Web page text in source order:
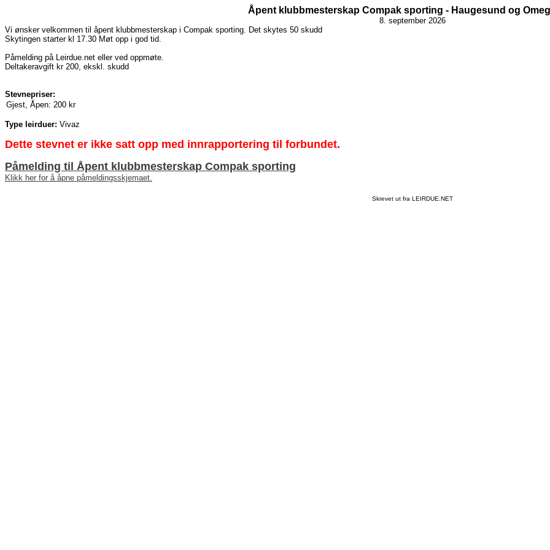
Åpent klubbmesterskap Compak sporting - Haugesund og
8. september 2026
Vi ønsker velkommen til åpent klubbmesterskap i Compak sporting. Det skytes 50 skudd
Skytingen starter kl 17.30 Møt opp i god tid.
Påmelding på Leirdue.net eller ved oppmøte.
Deltakeravgift kr 200, ekskl. skudd
Stevnepriser:
Gjest, Åpen: 200 kr
Type leirduer: Vivaz
Dette stevnet er ikke satt opp med innrapportering til forbundet.
Påmelding til Åpent klubbmesterskap Compak sporting
Klikk her for å åpne påmeldingsskjemaet.
Skrevet ut fra LEIRDUE.NET